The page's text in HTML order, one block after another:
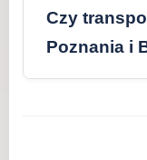
Czy
Poznania i